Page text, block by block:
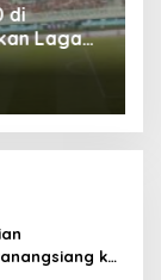
di
Laga
ke